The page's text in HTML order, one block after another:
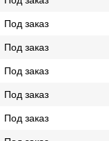
Под заказ
Под заказ
Под заказ
Под заказ
Под заказ